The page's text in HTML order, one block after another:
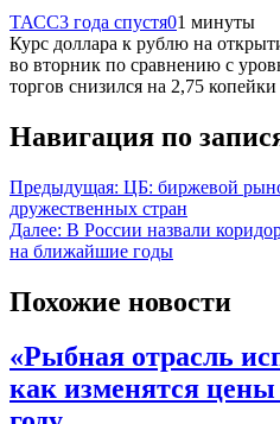
ТАСС3 года спустя01 минуты
Курс доллара к рублю на
во вторник по сравнению с
торгов снизился на 2,75
Навигация по
Предыдущая: ЦБ: биржевой
дружественных стран
Далее: В России назвали
на ближайшие годы
Похожие новости
«Рыбная отрасль
как изменятся